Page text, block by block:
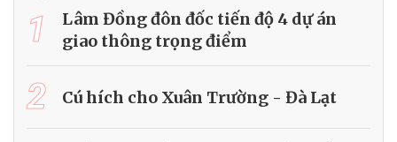
1
Lâm Đồng đôn đốc tiến độ 4 dự án
giao thông trọng điểm
2 Cú hích cho Xuân Trường - Đà Lạt